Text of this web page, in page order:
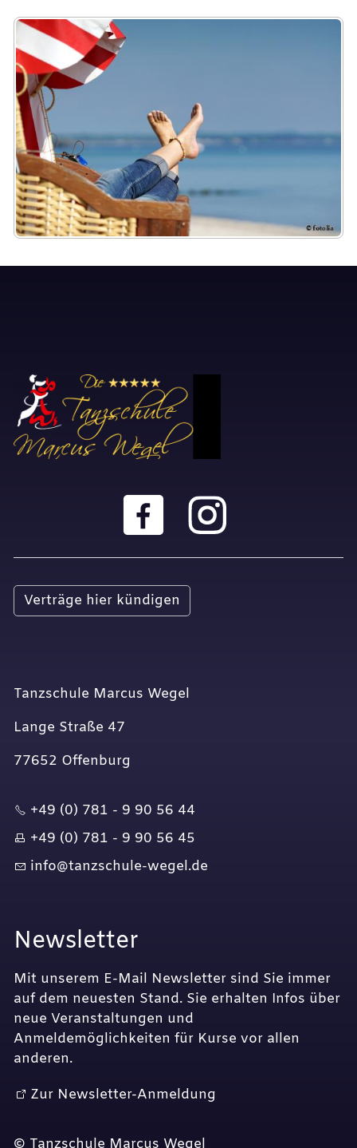
Verträge hier kündigen
Tanzschule Marcus Wegel
Lange Straße 47
77652 Offenburg
+49 (0) 781 - 9 90 56 44
+49 (0) 781 - 9 90 56 45
nf
t nzsch l -w g l d
Newsletter
Mit unserem E-Mail Newsletter sind Sie immer
auf dem neuesten Stand. Sie erhalten Infos über
neue Veranstaltungen und
Anmeldemöglichkeiten für Kurse vor allen
anderen.
Zur Newsletter-Anmeldung
© Tanzschule Marcus Wegel